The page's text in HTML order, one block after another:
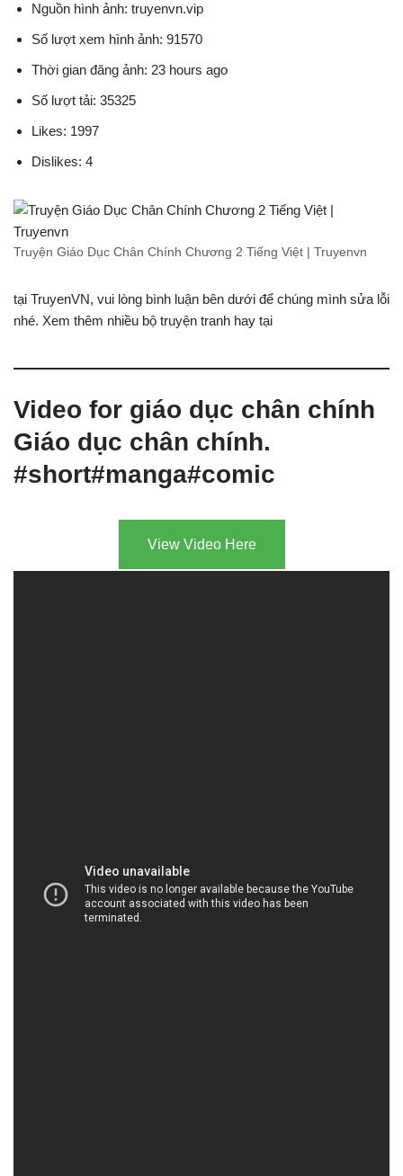
Nguồn hình ảnh: truyenvn.vip
Số lượt xem hình ảnh: 91570
Thời gian đăng ảnh: 23 hours ago
Số lượt tải: 35325
Likes: 1997
Dislikes: 4
Truyện Giáo Dục Chân Chính Chương 2 Tiếng Việt | Truyenvn
tại TruyenVN, vui lòng bình luận bên dưới để chúng mình sửa lỗi
nhé. Xem thêm nhiều bộ truyện tranh hay tại
Video for giáo dục chân chính
Giáo dục chân chính.
#short#manga#comic
View Video Here